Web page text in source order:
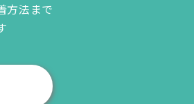
方法まで